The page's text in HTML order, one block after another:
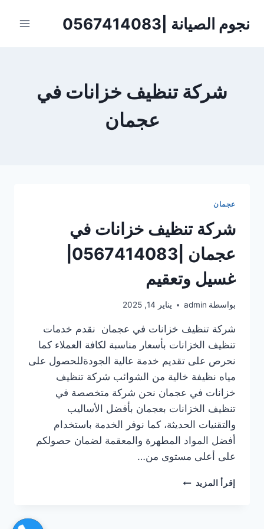
نجوم الصيانة |0567414083
شركة تنظيف خزانات في
عجمان
عجمان
شركة تنظيف خزانات في
غسيل وتعقيم
بواسطة admin يناير 14, 2025
شركة تنظيف خزانات في عجمان نقدم خدمات
تنظيف الخزانات بأسعار مناسبة لكافة العملاء كما
نحرص على تقديم خدمة عالية الجودةللحصول على
مياه نظيفة خالية من الشوائب شركة تنظيف
خزانات في عجمان نحن شركة متخصصة في
تنظيف الخزانات بعجمان بأفضل الأساليب
والتقنيات الحديثة، كما نوفر الخدمة باستخدام
أفضل المواد المطهرة والمعقمة لضمان حصولكم
على أعلى مستوى من…
إقرأ المزيد شركة